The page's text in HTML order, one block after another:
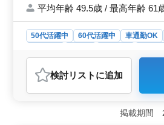
平均年齢 49.5歳 / 最高年齢 61
50代活躍中 60代活躍中 車通勤OK
調理師・調理補
おすすめポイント
＜週休2日の働きやすさ＞ この求
用しており、シフト制による柔軟
そのため、プライベートの時間を大
検討リスト に追加
掲載期間